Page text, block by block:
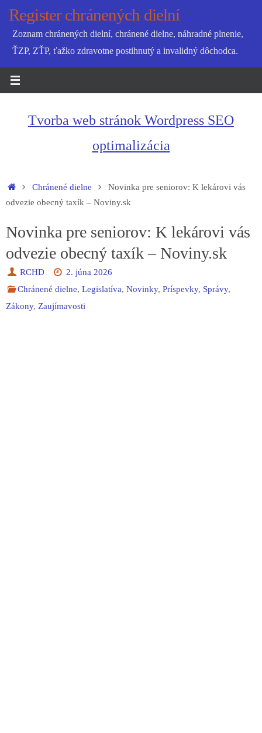
SkipRegister chránených dielní
Zoznam chránených dielní, chránené dielne, náhradné plnenie,
ŤZP, ZŤP, ťažko zdravotne postihnutý a invalidný dôchodca.
Tvorba web stránok Wordpress SEO
optimalizácia
HomeChránené dielne
Novinka pre seniorov: K lekárovi vás
odvezie obecný taxík – Noviny.sk
Novinka pre seniorov: K lekárovi vás
odvezie obecný taxík – Noviny.sk
RCHD
2. júna 2026
Chránené dielne,Legislatíva,Novinky,Príspevky, Správy,
Zákony, Zaujímavosti